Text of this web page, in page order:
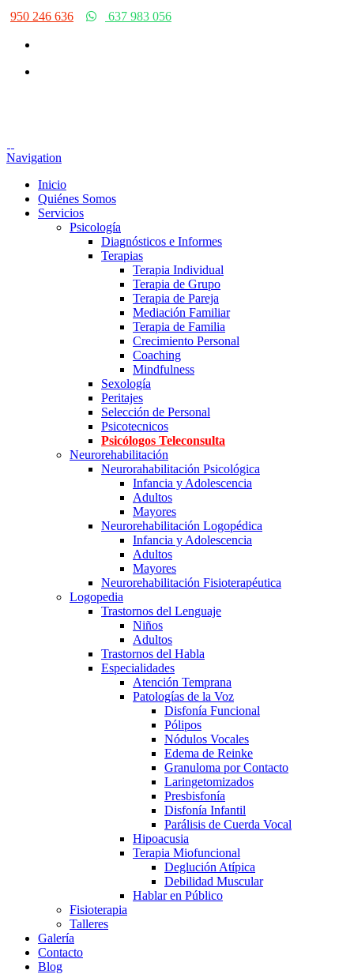
950 246 636 637 983 056
Navigation
Inicio
Quiénes Somos
Servicios
Psicología
Diagnósticos e Informes
Terapias
Terapia Individual
Terapia de Grupo
Terapia de Pareja
Mediación Familiar
Terapia de Familia
Crecimiento Personal
Coaching
Mindfulness
Sexología
Peritajes
Selección de Personal
Psicotecnicos
Psicólogos Teleconsulta
Neurorehabilitación
Neurorahabilitación Psicológica
Infancia y Adolescencia
Adultos
Mayores
Neurorehabilitación Logopédica
Infancia y Adolescencia
Adultos
Mayores
Neurorehabilitación Fisioterapéutica
Logopedia
Trastornos del Lenguaje
Niños
Adultos
Trastornos del Habla
Especialidades
Atención Temprana
Patologías de la Voz
Disfonía Funcional
Pólipos
Nódulos Vocales
Edema de Reinke
Granuloma por Contacto
Laringetomizados
Presbisfonía
Disfonía Infantil
Parálisis de Cuerda Vocal
Hipoacusia
Terapia Miofuncional
Deglución Atípica
Debilidad Muscular
Hablar en Público
Fisioterapia
Talleres
Galería
Contacto
Blog